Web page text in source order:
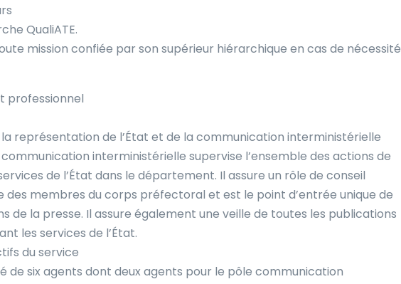
QualiATE.
mission confiée par son supérieur hiérarchique en cas de nécessité
professionnel
la représentation de l’État et de la communication interministérielle
communication interministérielle supervise l’ensemble des actions de
de l’État dans le département. Il assure un rôle de conseil
des membres du corps préfectoral et est le point d’entrée unique de
de la presse. Il assure également une veille de toutes les publications
les services de l’État.
du service
de six agents dont deux agents pour le pôle communication